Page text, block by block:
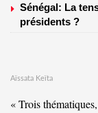
Sénégal: La
présidents ?
Aïssata Keïta
« Trois